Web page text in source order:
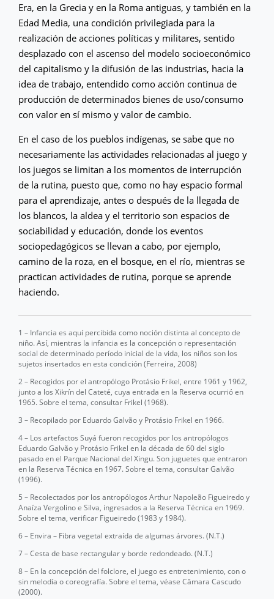
Era, en la Grecia y en la Roma antiguas, y también en la
Edad Media, una condición privilegiada para la
realización de acciones políticas y militares, sentido
desplazado con el ascenso del modelo socioeconómico
del capitalismo y la difusión de las industrias, hacia la
idea de trabajo, entendido como acción continua de
producción de determinados bienes de uso/consumo
con valor en sí mismo y valor de cambio.
En el caso de los pueblos indígenas, se sabe que no
necesariamente las actividades relacionadas al juego y
los juegos se limitan a los momentos de interrupción
de la rutina, puesto que, como no hay espacio formal
para el aprendizaje, antes o después de la llegada de
los blancos, la aldea y el territorio son espacios de
sociabilidad y educación, donde los eventos
sociopedagógicos se llevan a cabo, por ejemplo,
camino de la roza, en el bosque, en el río, mientras se
practican actividades de rutina, porque se aprende
haciendo.
1 – Infancia es aquí percibida como noción distinta al concepto de
niño. Así, mientras la infancia es la concepción o representación
social de determinado período inicial de la vida, los niños son los
sujetos insertados en esta condición (Ferreira, 2008)
2 – Recogidos por el antropólogo Protásio Frikel, entre 1961 y 1962,
junto a los Xikrín del Cateté, cuya entrada en la Reserva ocurrió en
1965. Sobre el tema, consultar Frikel (1968).
3 – Recopilado por Eduardo Galvão y Protásio Frikel en 1966.
4 – Los artefactos Suyá fueron recogidos por los antropólogos
Eduardo Galvão y Protásio Frikel en la década de 60 del siglo
pasado en el Parque Nacional del Xingu. Son juguetes que entraron
en la Reserva Técnica en 1967. Sobre el tema, consultar Galvão
(1996).
5 – Recolectados por los antropólogos Arthur Napoleão Figueiredo y
Anaíza Vergolino e Silva, ingresados a la Reserva Técnica en 1969.
Sobre el tema, verificar Figueiredo (1983 y 1984).
6 – Envira – Fibra vegetal extraída de algumas árvores. (N.T.)
7 – Cesta de base rectangular y borde redondeado. (N.T.)
8 – En la concepción del folclore, el juego es entretenimiento, con o
sin melodía o coreografía. Sobre el tema, véase Câmara Cascudo
(2000).